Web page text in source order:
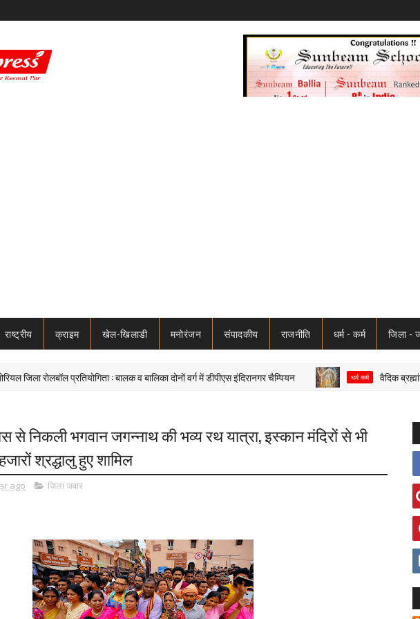
राष्ट्रीय क्राइम खेल-खिलाडी मनोरंजन संपादकीय राजनीति धर्म - कर्म जिला -
रोलबॉल प्रतियोगिता : बालक व बालिका दोनों वर्ग में डीपीएस इंदिरानगर चैम्पियन धर्म कर्म वैदिक ब्रह्मांड-
से निकली भगवान जगन्नाथ की भव्य रथ यात्रा, इस्कान मंदिरों से भी
श्रद्धालु हुए शामिल
ago जिला जवार